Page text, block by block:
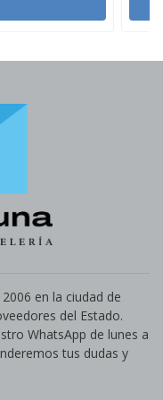
en la ciudad de
del Estado.
WhatsApp de lunes a
tus dudas y